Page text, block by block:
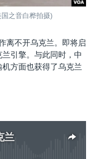
之音白桦拍摄)
离不开乌克兰。即将启
引擎。与此同时，中
方面也获得了乌克兰
兰